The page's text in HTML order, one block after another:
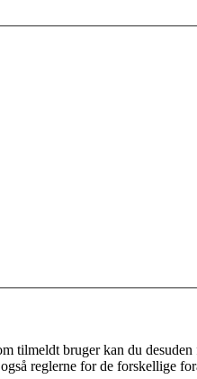
tilmeldt bruger kan du
reglerne for de forskellige